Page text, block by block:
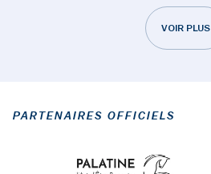
VOIR PLUS
PARTENAIRES OFFICIELS